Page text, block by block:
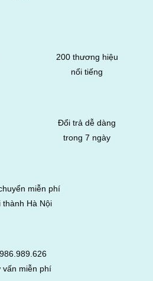
200 thương hiệu
nổi tiếng
Đổi trả dễ dàng
trong 7 ngày
miễn phí
thành Hà Nội
vấn miễn phí